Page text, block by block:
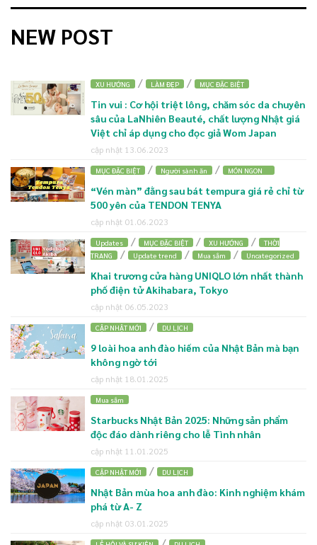
NEW POST
XU HƯỚNG / LÀM ĐẸP / MỤC ĐẶC BIỆT
Tin vui : Cơ hội triệt lông, chăm sóc da chuyên
sâu của LaNhiên Beauté, chất lượng Nhật giá
Việt chỉ áp dụng cho đọc giả Wom Japan
cập nhật 13.06.2023
MỤC ĐẶC BIỆT / Người sành ăn / MÓN NGON
“Vén màn” đằng sau bát tempura giá rẻ chỉ từ
500 yên của TENDON TENYA
cập nhật 01.06.2023
Updates / MỤC ĐẶC BIỆT / XU HƯỚNG /
THỜI
TRANG / Update trend / Mua sắm / Uncategorized
Khai trương cửa hàng UNIQLO lớn nhất thành
phố điện tử Akihabara, Tokyo
cập nhật 06.05.2023
CẬP NHẬT MỚI / DU LỊCH
9 loài hoa anh đào hiếm của Nhật Bản mà bạn
không ngờ tới
cập nhật 18.01.2025
Mua sắm
Starbucks Nhật Bản 2025: Những sản phẩm
độc đáo dành riêng cho lễ Tình nhân
cập nhật 11.01.2025
CẬP NHẬT MỚI / DU LỊCH
Nhật Bản mùa hoa anh đào: Kinh nghiệm khám
phá từ A- Z
cập nhật 03.01.2025